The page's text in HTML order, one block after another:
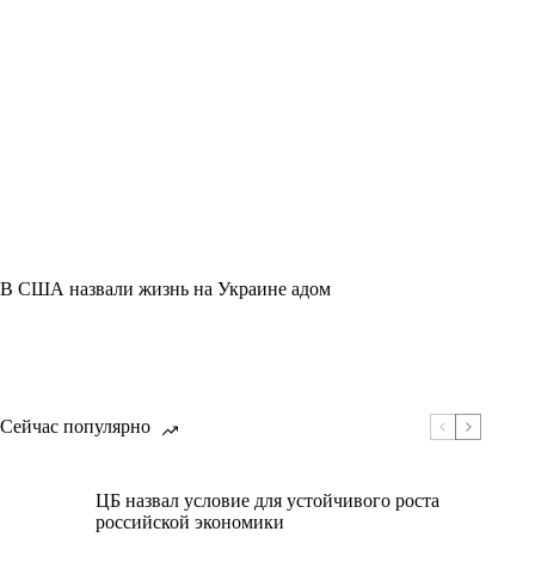
В США назвали жизнь на Украине адом
Сейчас популярно
ЦБ назвал условие для устойчивого роста
российской экономики